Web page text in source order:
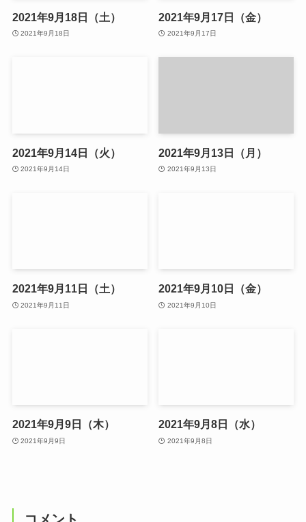
2021年9月18日（土）
2021年9月18日
2021年9月17日（金）
2021年9月17日
2021年9月14日（火）
2021年9月14日
2021年9月13日（月）
2021年9月13日
2021年9月11日（土）
2021年9月11日
2021年9月10日（金）
2021年9月10日
2021年9月9日（木）
2021年9月9日
2021年9月8日（水）
2021年9月8日